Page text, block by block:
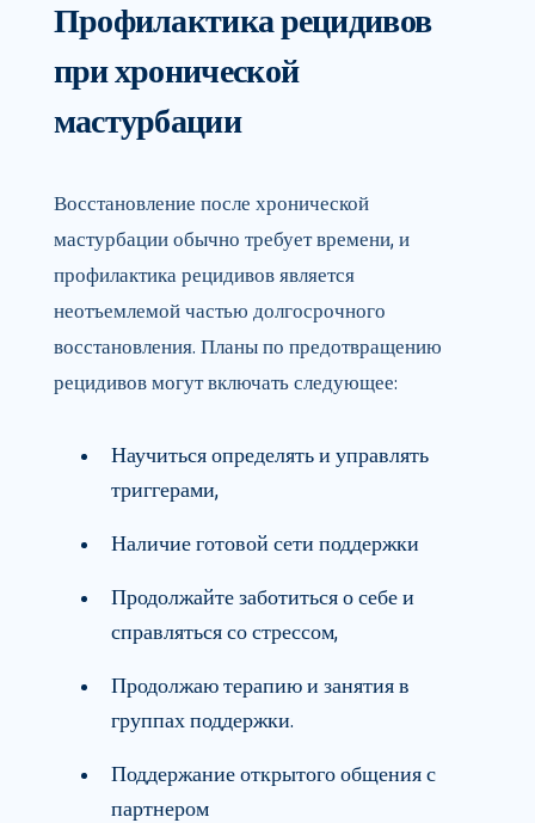
Профилактика рецидивов
при хронической
мастурбации
Восстановление после хронической
мастурбации обычно требует времени, и
профилактика рецидивов является
неотъемлемой частью долгосрочного
восстановления. Планы по предотвращению
рецидивов могут включать следующее:
Научиться определять и управлять
триггерами,
Наличие готовой сети поддержки
Продолжайте заботиться о себе и
справляться со стрессом,
Продолжаю терапию и занятия в
группах поддержки.
Поддержание открытого общения с
партнером